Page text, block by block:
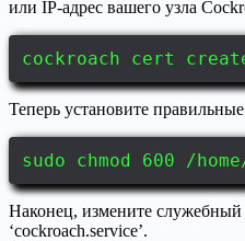
или IP-адрес вашего узла
cockroach cert
Теперь установите
sudo chmod 600 /
Наконец, измените служебный
‘cockroach.service’.